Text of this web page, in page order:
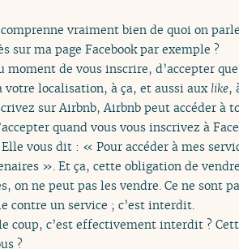
vraiment bien de quoi on
sur ma page Facebook par exemple ?
de vous inscrire, d’accepter
localisation, à ça, et aussi aux like,
sur Airbnb, Airbnb peut accéder à
quand vous vous inscrivez à
vous dit : « Pour accéder à mes
». Et ça, cette obligation de
ne peut pas les vendre. Ce ne sont
contre un service ; c’est interdit.
coup, c’est effectivement interdit ?
?